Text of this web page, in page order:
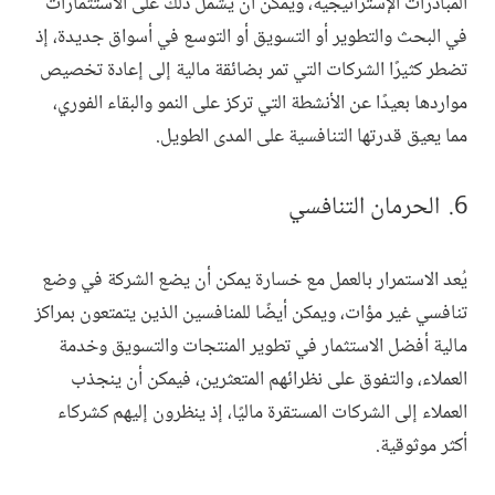
في البحث والتطوير أو التسويق أو التوسع في أسواق جديدة، إذ
تضطر كثيرًا الشركات التي تمر بضائقة مالية إلى إعادة تخصيص
مواردها بعيدًا عن الأنشطة التي تركز على النمو والبقاء الفوري،
مما يعيق قدرتها التنافسية على المدى الطويل.
الحرمان التنافسي
يُعد الاستمرار بالعمل مع خسارة يمكن أن يضع الشركة في وضع
تنافسي غير مؤات، ويمكن أيضًا للمنافسين الذين يتمتعون بمراكز
مالية أفضل الاستثمار في تطوير المنتجات والتسويق وخدمة
العملاء، والتفوق على نظرائهم المتعثرين، فيمكن أن ينجذب
العملاء إلى الشركات المستقرة ماليًا، إذ ينظرون إليهم كشركاء
أكثر موثوقية.